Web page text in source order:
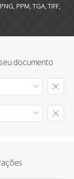
PPM, TGA, TIFF,
documento